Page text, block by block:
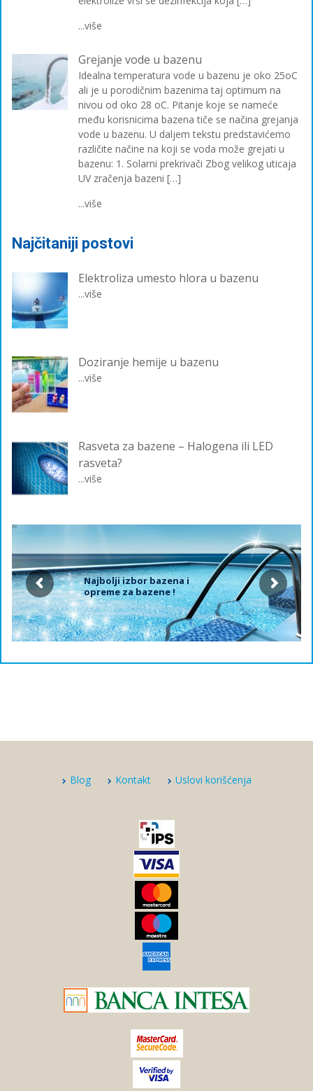
...više
Grejanje vode u bazenu
Idealna temperatura vode u bazenu je oko 25oC
ali je u porodičnim bazenima taj optimum na
nivou od oko 28 oC. Pitanje koje se nameće
među korisnicima bazena tiče se načina grejanja
vode u bazenu. U daljem tekstu predstavićemo
različite načine na koji se voda može grejati u
bazenu: 1. Solarni prekrivači Zbog velikog uticaja
UV zračenja bazeni […]
...više
Najčitaniji postovi
Elektroliza umesto hlora u bazenu
...više
Doziranje hemije u bazenu
...više
Rasveta za bazene – Halogena ili LED
rasveta?
...više
Najbolji izbor bazena i
opreme za bazene !
Blog Kontakt Uslovi korišćenja